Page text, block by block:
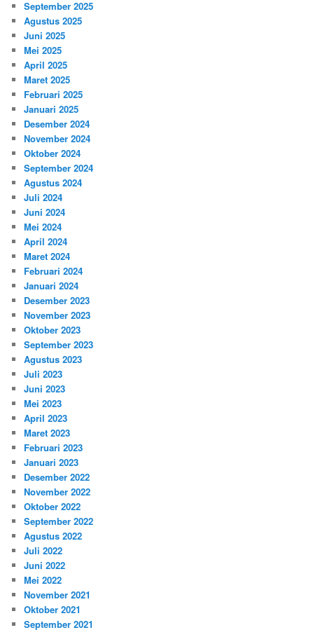
September 2025
Agustus 2025
Juni 2025
Mei 2025
April 2025
Maret 2025
Februari 2025
Januari 2025
Desember 2024
November 2024
Oktober 2024
September 2024
Agustus 2024
Juli 2024
Juni 2024
Mei 2024
April 2024
Maret 2024
Februari 2024
Januari 2024
Desember 2023
November 2023
Oktober 2023
September 2023
Agustus 2023
Juli 2023
Juni 2023
Mei 2023
April 2023
Maret 2023
Februari 2023
Januari 2023
Desember 2022
November 2022
Oktober 2022
September 2022
Agustus 2022
Juli 2022
Juni 2022
Mei 2022
November 2021
Oktober 2021
September 2021